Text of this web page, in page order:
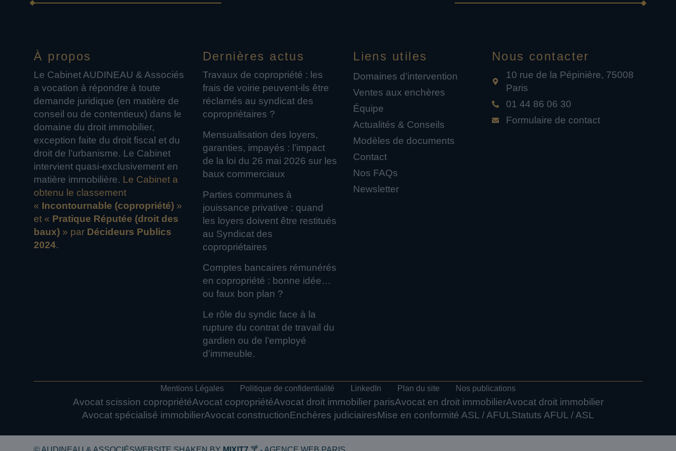
À propos
Le Cabinet AUDINEAU & Associés
a vocation à répondre à toute
demande juridique (en matière de
conseil ou de contentieux) dans le
domaine du droit immobilier,
exception faite du droit fiscal et du
droit de l’urbanisme. Le Cabinet
intervient quasi-exclusivement en
matière immobilière. Le Cabinet a
obtenu le classement
« Incontournable (copropriété) »
et « Pratique Réputée (droit des
baux) » par Décideurs Publics
2024.
Dernières actus
Travaux de copropriété : les
frais de voirie peuvent-ils être
réclamés au syndicat des
copropriétaires ?
Mensualisation des loyers,
garanties, impayés : l’impact
de la loi du 26 mai 2026 sur les
baux commerciaux
Parties communes à
jouissance privative : quand
les loyers doivent être restitués
au Syndicat des
copropriétaires
Comptes bancaires rémunérés
en copropriété : bonne idée…
ou faux bon plan ?
Le rôle du syndic face à la
rupture du contrat de travail du
gardien ou de l’employé
d’immeuble.
Liens utiles
Domaines d’intervention
Ventes aux enchères
Équipe
Actualités & Conseils
Modèles de documents
Contact
Nos FAQs
Newsletter
Nous contacter
10 rue de la Pépinière, 75008
Paris
01 44 86 06 30
Formulaire de contact
Mentions Légales Politique de confidentialité LinkedIn Plan du site Nos publications
Avocat scission copropriétéAvocat copropriétéAvocat droit immobilier parisAvocat en droit immobilierAvocat droit immobilier
Avocat spécialisé immobilierAvocat constructionEnchères judiciairesMise en conformité ASL / AFULStatuts AFUL / ASL